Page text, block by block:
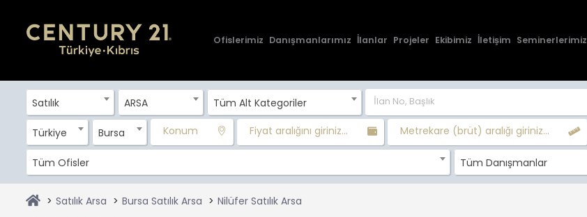
Ofislerimiz Danışmanlarımız İlanlar Projeler Ekibimiz İletişim Seminerlerimiz
Satılık ARSA Tüm Alt Kategoriler
Türkiye Bursa Konum Fiyat aralığını giriniz... Metrekare (brüt) aralığı giriniz...
Tüm Ofisler Tüm Danışmanlar
Satılık Arsa Bursa Satılık Arsa Nilüfer Satılık Arsa